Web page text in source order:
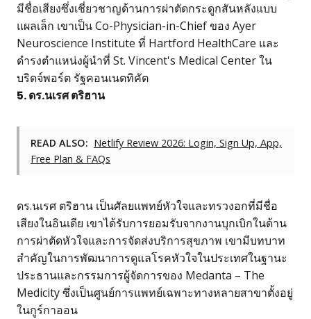
มีชื่อเสียงซึ่งเชี่ยวชาญด้านการผ่าตัดกระดูกสันหลังแบบ
แผลเล็ก เขาเป็น Co-Physician-in-Chief ของ Ayer
Neuroscience Institute ที่ Hartford HealthCare และ
ดำรงตำแหน่งผู้นำที่ St. Vincent's Medical Center ใน
บริดจ์พอร์ต รัฐคอนเนตทิคัต
5. ดร.นเรศ ตริฮาน
READ ALSO: Netlify Review 2026: Login, Sign Up, App,
Free Plan & FAQs
ดร.นเรศ ตริฮาน เป็นศัลยแพทย์หัวใจและทรวงอกที่มีชื่อ
เสียงในอินเดีย เขาได้รับการยอมรับจากงานบุกเบิกในด้าน
การผ่าตัดหัวใจและการจัดส่งบริการสุขภาพ เขามีบทบาท
สำคัญในการพัฒนาการดูแลโรคหัวใจในประเทศในฐานะ
ประธานและกรรมการผู้จัดการของ Medanta – The
Medicity ซึ่งเป็นศูนย์การแพทย์เฉพาะทางหลายสาขาตั้งอยู่
ในกูร์กาออน